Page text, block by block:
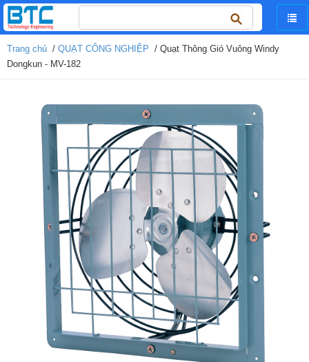
Tìm
kiếm
cho:
Trang chủ / QUẠT CÔNG NGHIỆP / Quạt Thông Gió Vuông Windy
Dongkun - MV-182